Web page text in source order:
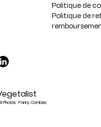
Politique de
Politique de
Photos : Fanny Combes